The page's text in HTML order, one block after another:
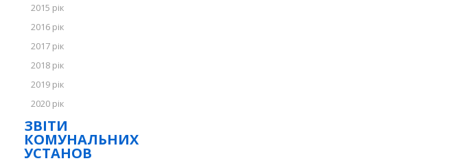
2015 рік
2016 рік
2017 рік
2018 рік
2019 рік
2020 рік
ЗВІТИ
КОМУНАЛЬНИХ
УСТАНОВ